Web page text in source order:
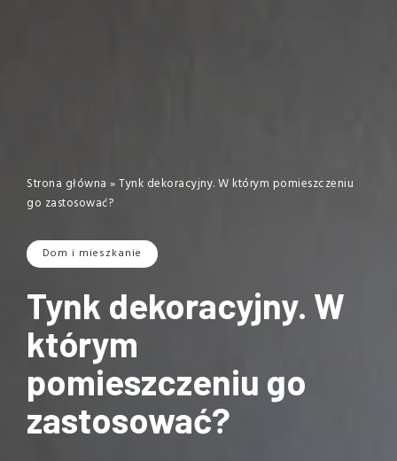
Strona główna »Tynk dekoracyjny. W którym pomieszczeniu
go zastosować?
Dom i mieszkanie
Tynk dekoracyjny. W
którym
pomieszczeniu go
zastosować?